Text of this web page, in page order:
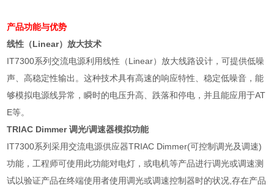
产品功能与优势
线性（Linear）放大技术
IT7300系列交流电源利用线性（Linear）放大线路设计，可提供低噪
声、高稳定性输出。这种技术具有高速的响应特性、稳定低噪音，能
够模拟电源线异常，瞬时的电压升高、跌落和停电，并且能应用于AT
E等。
TRIAC Dimmer调光/调速器模拟功能
IT7300系列采用交流电源供应器TRIAC Dimmer(可控制调光及调速)
功能，工程师可使用此功能对电灯，或电机等产品进行调光或调速测
试以验证产品在终端使用者使用调光或调速控制器时的状况 ,存在产品